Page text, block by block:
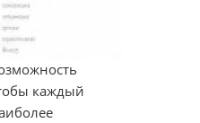
каждый